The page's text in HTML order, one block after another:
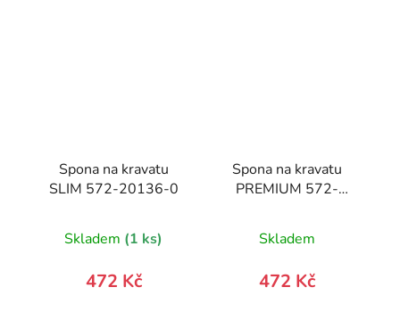
Spona na kravatu
SLIM 572-20136-0
Skladem (1 ks)
472 Kč
Spona na kravatu
PREMIUM 572-
Skladem
472 Kč